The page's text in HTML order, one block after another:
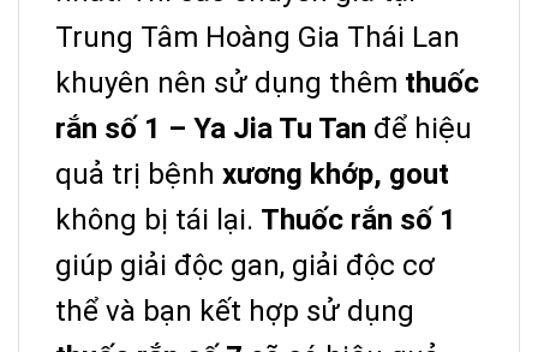
Trung Tâm Hoàng Gia Thái Lan
khuyên nên sử dụng thêm thuốc
rắn số 1 – Ya Jia Tu Tan để hiệu
quả trị bệnh xương khớp, gout
không bị tái lại. Thuốc rắn số 1
giúp giải độc gan, giải độc cơ
thể và bạn kết hợp sử dụng